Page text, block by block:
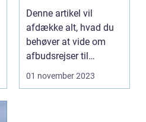
Grækenland til en
nedsat pris
Denne artikel vil
afdække alt, hvad du
behøver at vide om
afbudsrejser til
Grækenland. Vi vil
01 november 2023